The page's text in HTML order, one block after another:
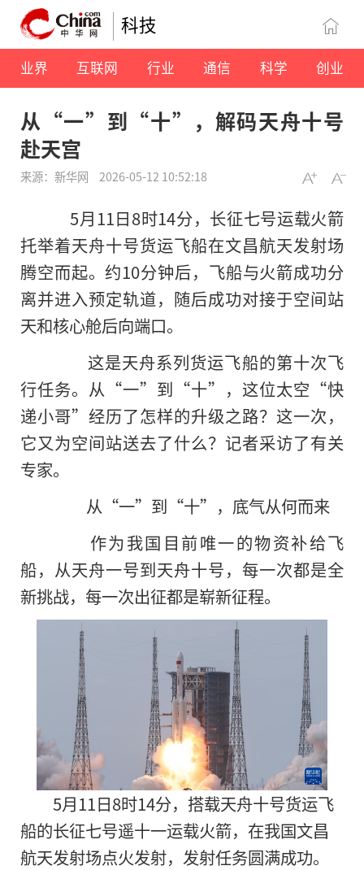
科技
业界 互联网 行业 通信 科学 创业
从“一”到“十”，解码天舟十号
赴天宫
来源：新华网 2026-05-12 10:52:18
5月11日8时14分，长征七号运载火箭
托举着天舟十号货运飞船在文昌航天发射场
腾空而起。约10分钟后，飞船与火箭成功分
离并进入预定轨道，随后成功对接于空间站
天和核心舱后向端口。
这是天舟系列货运飞船的第十次飞
行任务。从“一”到“十”，这位太空“快
递小哥”经历了怎样的升级之路？这一次，
它又为空间站送去了什么？记者采访了有关
专家。
从“一”到“十”，底气从何而来
作为我国目前唯一的物资补给飞
船，从天舟一号到天舟十号，每一次都是全
新挑战，每一次出征都是崭新征程。
5月11日8时14分，搭载天舟十号货运飞
船的长征七号遥十一运载火箭，在我国文昌
航天发射场点火发射，发射任务圆满成功。